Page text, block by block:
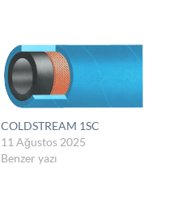
COLDSTREAM 1SC
11 Ağustos 2025
Benzer yazı